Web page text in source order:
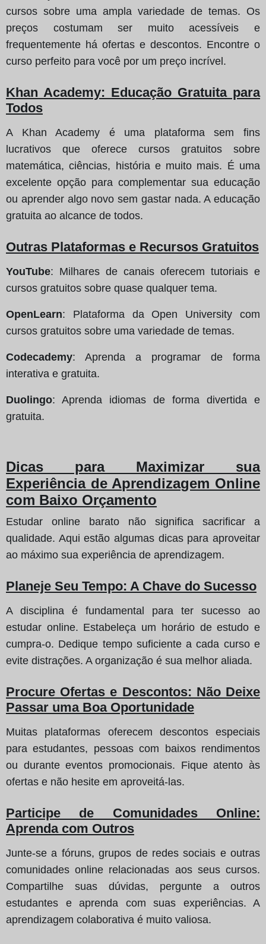
cursos sobre uma ampla variedade de temas. Os
preços costumam ser muito acessíveis e
frequentemente há ofertas e descontos. Encontre o
curso perfeito para você por um preço incrível.
Khan Academy: Educação Gratuita para
Todos
A Khan Academy é uma plataforma sem fins
lucrativos que oferece cursos gratuitos sobre
matemática, ciências, história e muito mais. É uma
excelente opção para complementar sua educação
ou aprender algo novo sem gastar nada. A educação
gratuita ao alcance de todos.
Outras Plataformas e Recursos Gratuitos
YouTube: Milhares de canais oferecem tutoriais e
cursos gratuitos sobre quase qualquer tema.
OpenLearn: Plataforma da Open University com
cursos gratuitos sobre uma variedade de temas.
Codecademy: Aprenda a programar de forma
interativa e gratuita.
Duolingo: Aprenda idiomas de forma divertida e
gratuita.
Dicas para Maximizar sua
Experiência de Aprendizagem Online
com Baixo Orçamento
Estudar online barato não significa sacrificar a
qualidade. Aqui estão algumas dicas para aproveitar
ao máximo sua experiência de aprendizagem.
Planeje Seu Tempo: A Chave do Sucesso
A disciplina é fundamental para ter sucesso ao
estudar online. Estabeleça um horário de estudo e
cumpra-o. Dedique tempo suficiente a cada curso e
evite distrações. A organização é sua melhor aliada.
Procure Ofertas e Descontos: Não Deixe
Passar uma Boa Oportunidade
Muitas plataformas oferecem descontos especiais
para estudantes, pessoas com baixos rendimentos
ou durante eventos promocionais. Fique atento às
ofertas e não hesite em aproveitá-las.
Participe de Comunidades Online:
Aprenda com Outros
Junte-se a fóruns, grupos de redes sociais e outras
comunidades online relacionadas aos seus cursos.
Compartilhe suas dúvidas, pergunte a outros
estudantes e aprenda com suas experiências. A
aprendizagem colaborativa é muito valiosa.